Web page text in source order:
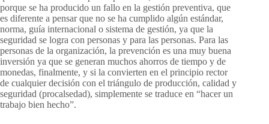
porque se ha producido un fallo en la gestión preventiva, que
es diferente a pensar que no se ha cumplido algún estándar,
norma, guía internacional o sistema de gestión, ya que la
seguridad se logra con personas y para las personas. Para las
personas de la organización, la prevención es una muy buena
inversión ya que se generan muchos ahorros de tiempo y de
monedas, finalmente, y si la convierten en el principio rector
de cualquier decisión con el triángulo de producción, calidad y
seguridad (procalsedad), simplemente se traduce en “hacer un
trabajo bien hecho”.